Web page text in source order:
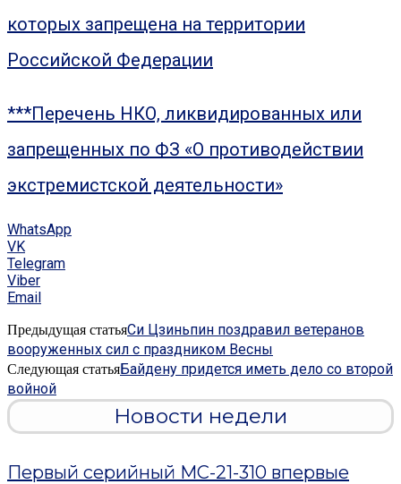
которых запрещена на территории
Российской Федерации
***Перечень НКО, ликвидированных или
запрещенных по ФЗ «О противодействии
экстремистской деятельности»
WhatsApp
VK
Telegram
Viber
Email
Предыдущая статьяСи Цзиньпин поздравил ветеранов
вооруженных сил с праздником Весны
Следующая статьяБайдену придется иметь дело со второй
войной
Новости недели
Первый серийный МС-21-310 впервые